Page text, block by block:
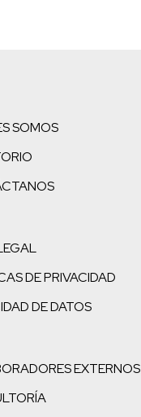
SOMOS
DE PRIVACIDAD
DE DATOS
EXTERNOS